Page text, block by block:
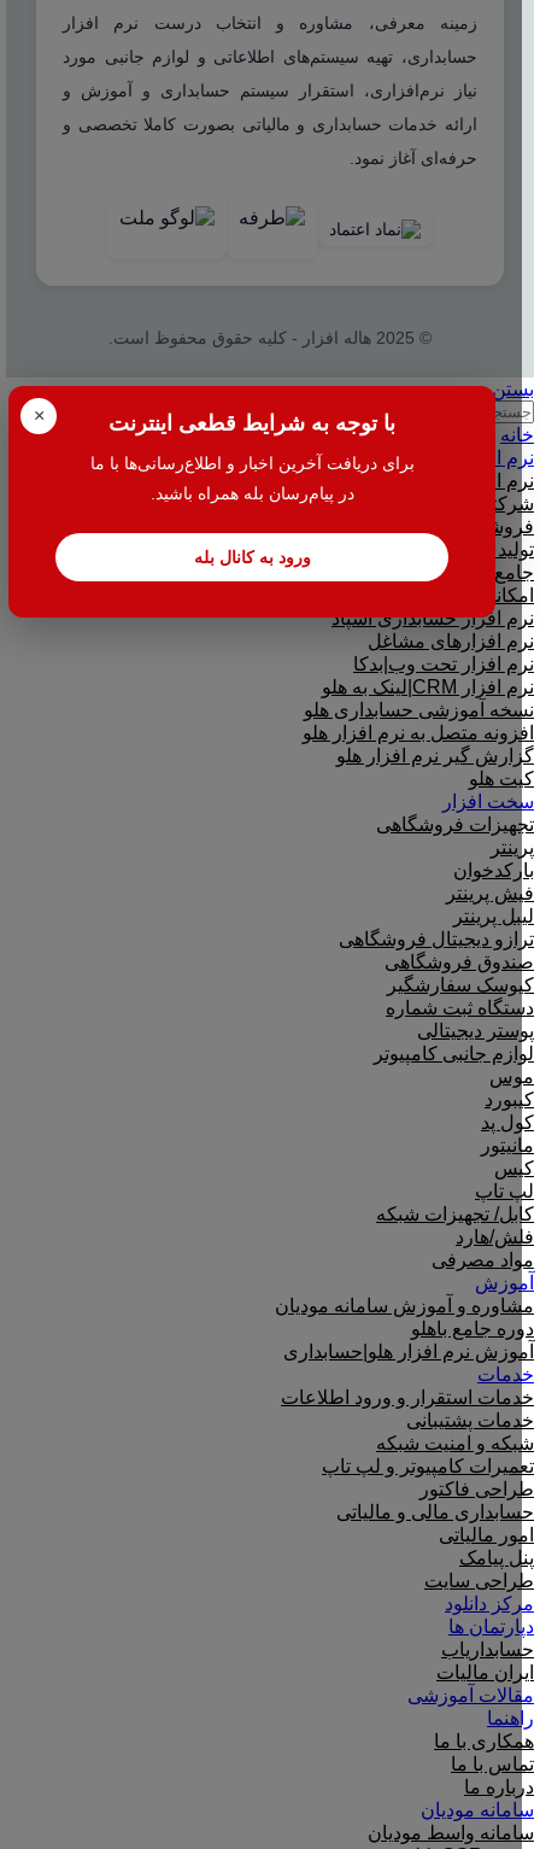
× با توجه به شرایط قطعی اینترنت
برای دریافت آخرین اخبار و اطلاع‌رسانی‌ها با ما
در پیام‌رسان بله همراه باشید.
ورود به کانال بله
زمینه معرفی، مشاوره و انتخاب درست نرم افزار
حسابداری، تهیه سیستم‌های اطلاعاتی و لوازم جانبی مورد
نیاز نرم‌افزاری، استقرار سیستم حسابداری و آموزش و
ارائه خدمات حسابداری و مالیاتی بصورت کاملا تخصصی و
حرفه‌ای آغاز نمود.
© 2025 هاله افزار - کلیه حقوق محفوظ است.
بستن
جستجو
خانه
نرم افزار
نرم افزار حسابداری هلو
شرکتی
فروشگاهی
تولیدی
جامع و صنعتی
امکانات افزودنی ( کیت های عمومی )
نرم افزار حسابداری اسپاد
نرم افزارهای مشاغل
نرم افزار تحت وب|بدکا
نرم افزار CRM|لینک به هلو
نسخه آموزشی حسابداری هلو
افزونه متصل به نرم افزار هلو
گزارش گیر نرم افزار هلو
کیت هلو
سخت افزار
تجهیزات فروشگاهی
پرینتر
بارکدخوان
فیش پرینتر
لیبل پرینتر
ترازو دیجیتال فروشگاهی
صندوق فروشگاهی
کیوسک سفارشگیر
دستگاه ثبت شماره
پوستر دیجیتالی
لوازم جانبی کامپیوتر
موس
کیبورد
کول پد
مانیتور
کیس
لپ تاپ
کابل/ تجهیزات شبکه
فلش/هارد
مواد مصرفی
آموزش
مشاوره و آموزش سامانه مودیان
دوره جامع باهلو
آموزش نرم افزار هلو|حسابداری
خدمات
خدمات استقرار و ورود اطلاعات
خدمات پشتیبانی
شبکه و امنیت شبکه
تعمیرات کامپیوتر و لپ تاپ
طراحی فاکتور
حسابداری مالی و مالیاتی
امور مالیاتی
پنل پیامک
طراحی سایت
مرکز دانلود
دپارتمان ها
حسابداریاب
ایران مالیات
مقالات آموزشی
راهنما
همکاری با ما
تماس با ما
درباره ما
سامانه مودیان
سامانه واسط مودیان